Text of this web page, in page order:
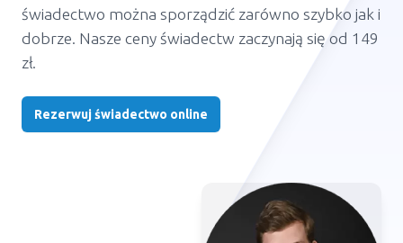
świadectwo można sporządzić zarówno szybko jak i
dobrze. Nasze ceny świadectw zaczynają się od 149
zł.
Rezerwuj świadectwo online